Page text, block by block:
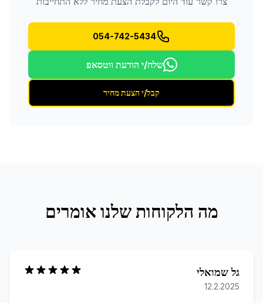
054-742-5434
שלח/י הודעת ווטסאפ
קבל/י הצעת מחיר
מה הלקוחות שלנו אומרים
גל שמואלי
12.2.2025